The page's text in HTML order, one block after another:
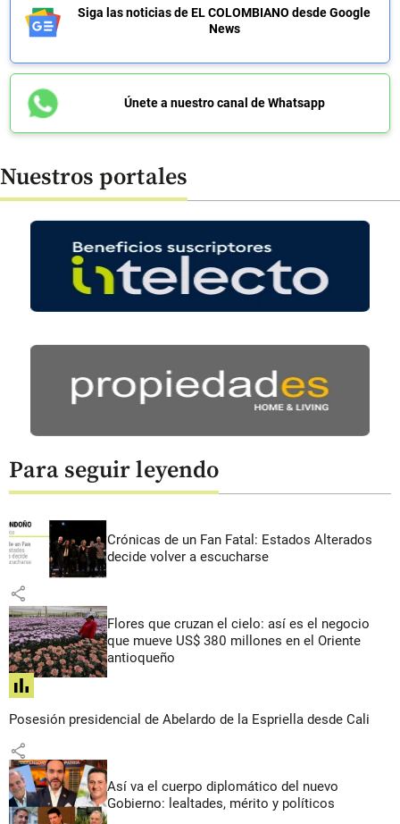
Siga las noticias de EL COLOMBIANO desde Google
News
Únete a nuestro canal de Whatsapp
Nuestros portales
Para seguir leyendo
Crónicas de un Fan Fatal: Estados Alterados
decide volver a escucharse
share
Flores que cruzan el cielo: así es el negocio
que mueve US$ 380 millones en el Oriente
antioqueño
share
Posesión presidencial de Abelardo de la Espriella desde Cali
share
Así va el cuerpo diplomático del nuevo
Gobierno: lealtades, mérito y políticos